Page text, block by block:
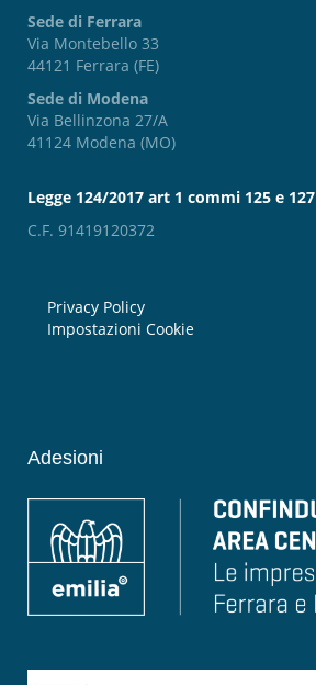
Sede di Ferrara
Via Montebello 33
44121 Ferrara (FE)
Sede di Modena
Via Bellinzona 27/A
41124 Modena (MO)
Legge 124/2017 art 1 commi 125 e 127
C.F. 91419120372
Privacy Policy
Impostazioni Cookie
Adesioni